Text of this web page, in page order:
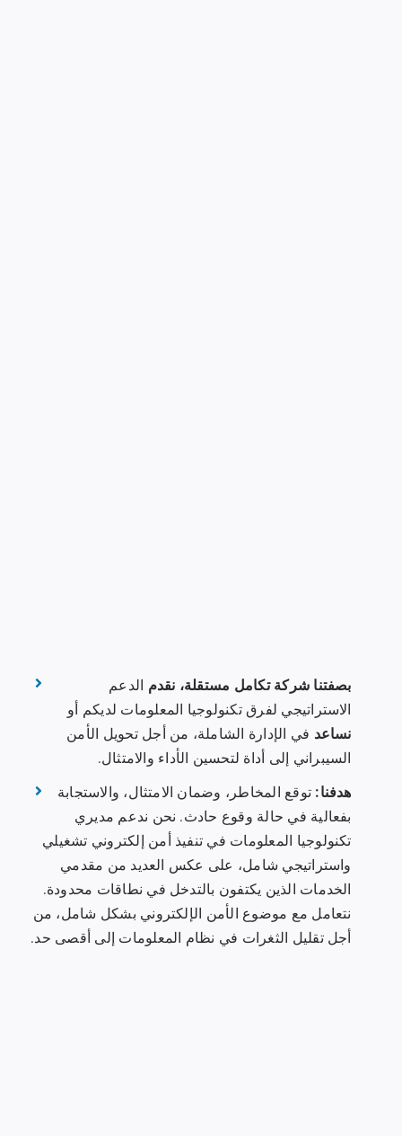
بصفتنا شركة تكامل مستقلة، نقدم الدعم
الاستراتيجي لفرق تكنولوجيا المعلومات لديكم أو
نساعد في الإدارة الشاملة، من أجل تحويل الأمن
السيبراني إلى أداة لتحسين الأداء والامتثال.
هدفنا:توقع المخاطر، وضمان الامتثال، والاستجابة
بفعالية في حالة وقوع حادث. نحن ندعم مديري
تكنولوجيا المعلومات في تنفيذ أمن إلكتروني تشغيلي
واستراتيجي شامل، على عكس العديد من مقدمي
الخدمات الذين يكتفون بالتدخل في نطاقات محدودة.
نتعامل مع موضوع الأمن الإلكتروني بشكل شامل، من
أجل تقليل الثغرات في نظام المعلومات إلى أقصى حد.